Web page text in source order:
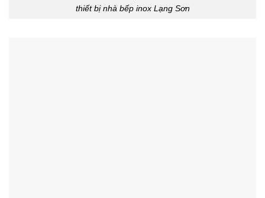
thiết bị nhà bếp inox Lạng Sơn